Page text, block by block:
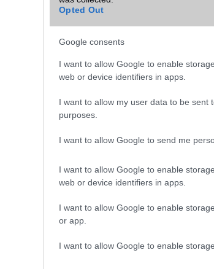
Opted Out
Google consents
I want to allow Google to enable
web or device identifiers in apps.
I want to allow my user data to be sent
purposes.
I want to allow Google to send me
I want to allow Google to enable
web or device identifiers in apps.
I want to allow Google to enable
or app.
I want to allow Google to enable
Wi-Fi extra
Wi-Fi HotSpot
NFC
GPS